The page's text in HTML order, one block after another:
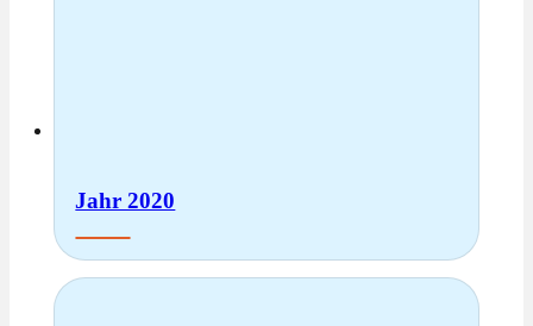
Jahr 2020